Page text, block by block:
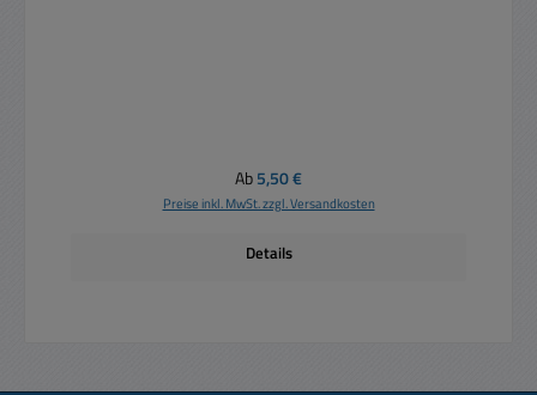
Regulärer Preis:
Ab5,50 €
Preise inkl. MwSt. zzgl. Versandkosten
Details